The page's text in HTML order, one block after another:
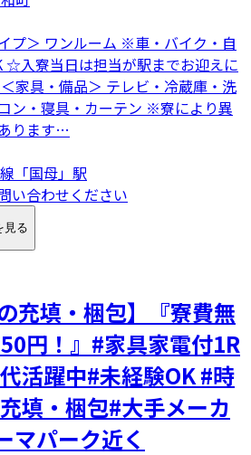
プ＞ ワンルーム ※車・バイク・自
☆入寮当日は担当が駅までお迎えに
家具・備品＞ テレビ・冷蔵庫・洗
ン・寝具・カーテン ※寮により異
ります…
「国母」駅
い合わせください
見る
充填・梱包】『寮費無
円！』#家具家電付1R
活躍中#未経験OK #時
填・梱包#大手メーカ
マパーク近く